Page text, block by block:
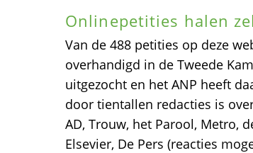
Onlinepetities halen
Van de 488 petities op deze
overhandigd in de Tweede
uitgezocht en het ANP heeft
door tientallen redacties is
AD, Trouw, het Parool, Metro,
Elsevier, De Pers (reacties